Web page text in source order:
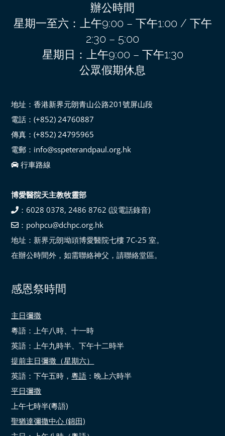
辦公時間
星期一至六：上午9:00 – 下午1:00 / 下午
2:30 – 5:00
星期日：上午9:00 – 下午1:30
公眾假期休息
地址：香港新界元朗青山公路201號屏山段
電話：(+852) 24760887
傳真：(+852) 24795965
電郵：info@sspeterandpaul.org.hk
行車路線
博愛醫院天主教牧靈部
：6028 0378, 2486 8762 (設電話錄音)
：pohpcu@dchpc.org.hk
地址：新界元朗坳頭博愛醫院七樓 7C-25 室。
在辦公時間外，如需聯絡神父，請聯絡堂區。
感恩祭時間
主日彌撒
粵語：上午八時、十一時
英語：上午九時半、下午十二時半
提前主日彌撒（星期六）
英語：下午五時，粵語 ：晚上六時半
平日彌撒
上午七時半(粵語)
聖猶達彌撒中心 (錦田)